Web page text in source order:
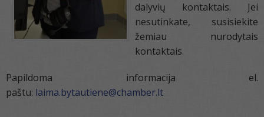
dalyvių kontaktais. Jei
nesutinkate, susisiekite
žemiau nurodytais
kontaktais.
Papildoma informacija el.
paštu: laima.bytautiene@chamber.lt